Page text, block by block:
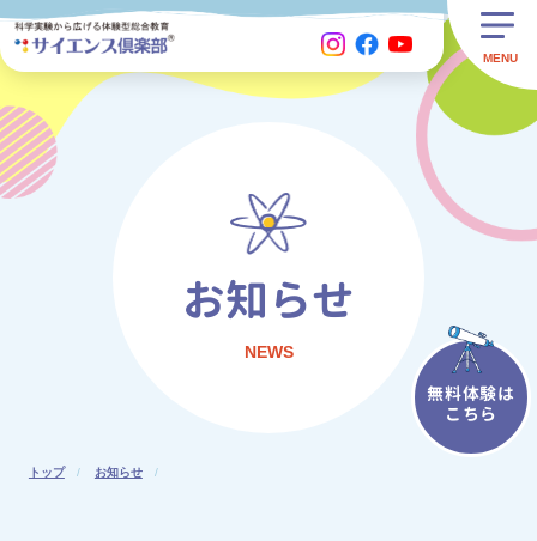
無料体験は
こちら
お知らせ
NEWS
トップ お知らせ